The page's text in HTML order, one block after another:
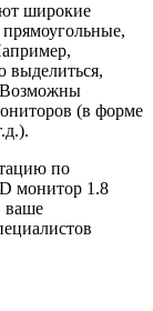
широкие
выделиться,
Возможны
(в форме
по
монитор 1.8
ваше